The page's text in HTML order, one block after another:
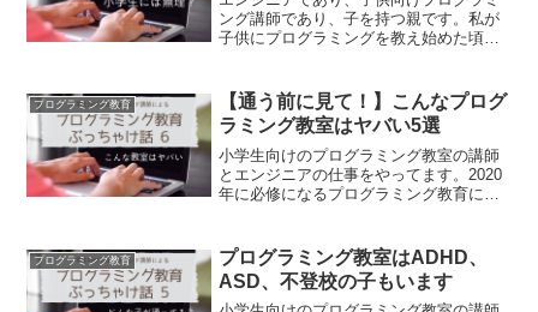
ング講師であり、子を持つ親です。私が
子供にプログラミングを教え始めた頃、
プログラミング教育
【通う前に見て！】こんなプログ
ラミング教室はヤバい5選
小学生向けのプログラミング教室の講師
とエンジニアの仕事をやってます。2020
年に必修になるプログラミング教育に関
プログラミング教育
プログラミング教室はADHD、
ASD、不登校の子もいます